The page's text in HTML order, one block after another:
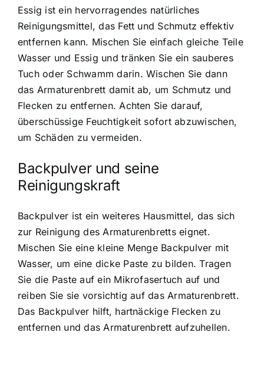
Essig ist ein hervorragendes natürliches
Reinigungsmittel, das Fett und Schmutz effektiv
entfernen kann. Mischen Sie einfach gleiche Teile
Wasser und Essig und tränken Sie ein sauberes
Tuch oder Schwamm darin. Wischen Sie dann
das Armaturenbrett damit ab, um Schmutz und
Flecken zu entfernen. Achten Sie darauf,
überschüssige Feuchtigkeit sofort abzuwischen,
um Schäden zu vermeiden.
Backpulver und seine
Reinigungskraft
Backpulver ist ein weiteres Hausmittel, das sich
zur Reinigung des Armaturenbretts eignet.
Mischen Sie eine kleine Menge Backpulver mit
Wasser, um eine dicke Paste zu bilden. Tragen
Sie die Paste auf ein Mikrofasertuch auf und
reiben Sie sie vorsichtig auf das Armaturenbrett.
Das Backpulver hilft, hartnäckige Flecken zu
entfernen und das Armaturenbrett aufzuhellen.